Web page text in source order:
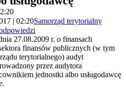
| 02:20Samorząd terytorialny
27.08.2009 r. o finansach
finansów publicznych (w tym
terytorialnego) audyt
przez audytora
jednostki albo usługodawcę